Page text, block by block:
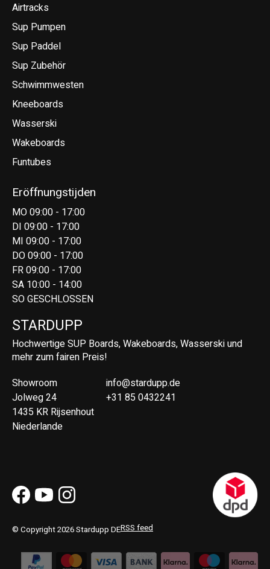
Airtracks
Sup Pumpen
Sup Paddel
Sup Zubehör
Schwimmwesten
Kneeboards
Wasserski
Wakeboards
Funtubes
Eröffnungstijden
MO 09:00 - 17:00
DI 09:00 - 17:00
MI 09:00 - 17:00
DO 09:00 - 17:00
FR 09:00 - 17:00
SA 10:00 - 14:00
SO GESCHLOSSEN
STARDUPP
Hochwertige SUP Boards, Wakeboards, Wasserski und
mehr zum fairen Preis!
Showroom
Jolweg 24
1435 KR Rijsenhout
Niederlande
info@stardupp.de
+31 85 0432241
© Copyright 2026 Stardupp DERSS feed